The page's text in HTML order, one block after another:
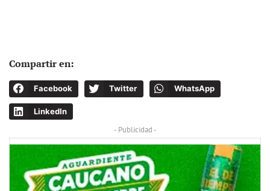
Compartir en:
Facebook Twitter WhatsApp
LinkedIn
- Publicidad -